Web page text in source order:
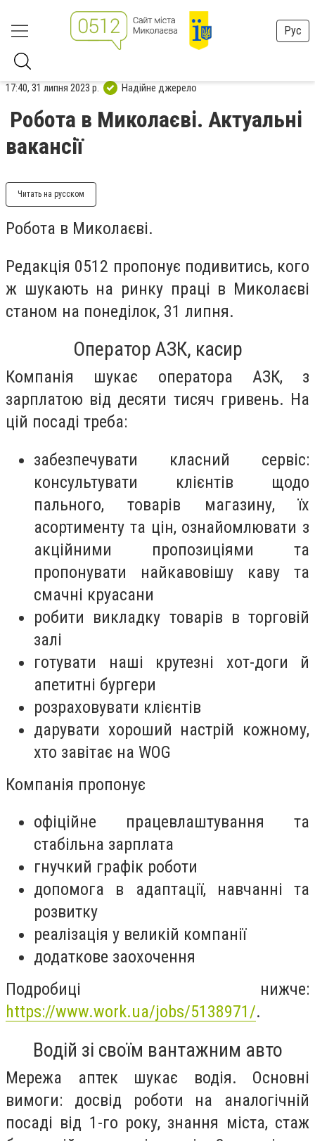
Рус
17:40, 31 липня 2023 р. Надійне джерело
Робота в Миколаєві. Актуальні
вакансії
Читать на русском
Робота в Миколаєві.
Редакція 0512 пропонує подивитись, кого
ж шукають на ринку праці в Миколаєві
станом на понеділок, 31 липня.
Оператор АЗК, касир
Компанія шукає оператора АЗК, з
зарплатою від десяти тисяч гривень. На
цій посаді треба:
забезпечувати класний сервіс:
консультувати клієнтів щодо
пального, товарів магазину, їх
асортименту та цін, ознайомлювати з
акційними пропозиціями та
пропонувати найкавовішу каву та
смачні круасани
робити викладку товарів в торговій
залі
готувати наші крутезні хот-доги й
апетитні бургери
розраховувати клієнтів
дарувати хороший настрій кожному,
хто завітає на WOG
Компанія пропонує
офіційне працевлаштування та
стабільна зарплата
гнучкий графік роботи
допомога в адаптації, навчанні та
розвитку
реалізація у великій компанії
додаткове заохочення
Подробиці нижче:
https://www.work.ua/jobs/5138971/.
Водій зі своїм вантажним авто
Мережа аптек шукає водія. Основні
вимоги: досвід роботи на аналогічній
посаді від 1-го року, знання міста, стаж